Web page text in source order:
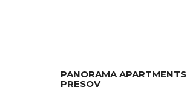
PANORAMA APARTMENTS
PRESOV